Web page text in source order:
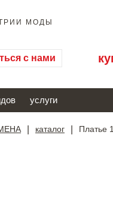
МОДЫ
с нами
услуги
каталог Платье